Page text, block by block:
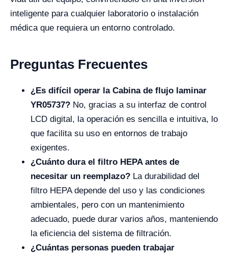
inteligente para cualquier laboratorio o instalación
médica que requiera un entorno controlado.
Preguntas Frecuentes
¿Es difícil operar la Cabina de flujo laminar
YR05737? No, gracias a su interfaz de control
LCD digital, la operación es sencilla e intuitiva, lo
que facilita su uso en entornos de trabajo
exigentes.
¿Cuánto dura el filtro HEPA antes de
necesitar un reemplazo? La durabilidad del
filtro HEPA depende del uso y las condiciones
ambientales, pero con un mantenimiento
adecuado, puede durar varios años, manteniendo
la eficiencia del sistema de filtración.
¿Cuántas personas pueden trabajar